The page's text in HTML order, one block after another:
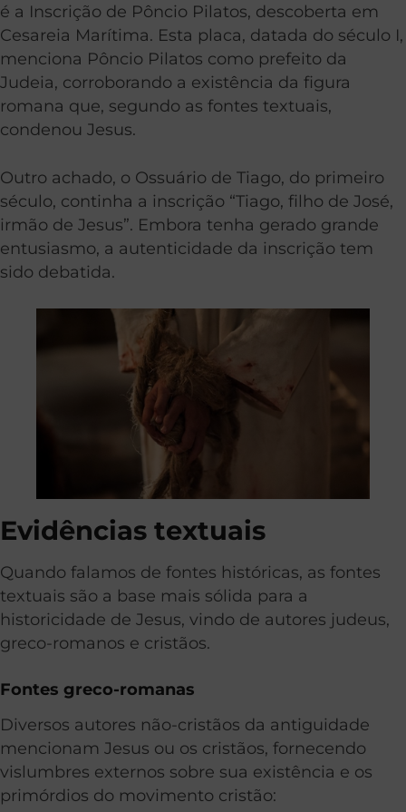
é a Inscrição de Pôncio Pilatos, descoberta em
Cesareia Marítima. Esta placa, datada do século I,
menciona Pôncio Pilatos como prefeito da
Judeia, corroborando a existência da figura
romana que, segundo as fontes textuais,
condenou Jesus.
Outro achado, o Ossuário de Tiago, do primeiro
século, continha a inscrição “Tiago, filho de José,
irmão de Jesus”. Embora tenha gerado grande
entusiasmo, a autenticidade da inscrição tem
sido debatida.
Evidências textuais
Quando falamos de fontes históricas, as fontes
textuais são a base mais sólida para a
historicidade de Jesus, vindo de autores judeus,
greco-romanos e cristãos.
Fontes greco-romanas
Diversos autores não-cristãos da antiguidade
mencionam Jesus ou os cristãos, fornecendo
vislumbres externos sobre sua existência e os
primórdios do movimento cristão: